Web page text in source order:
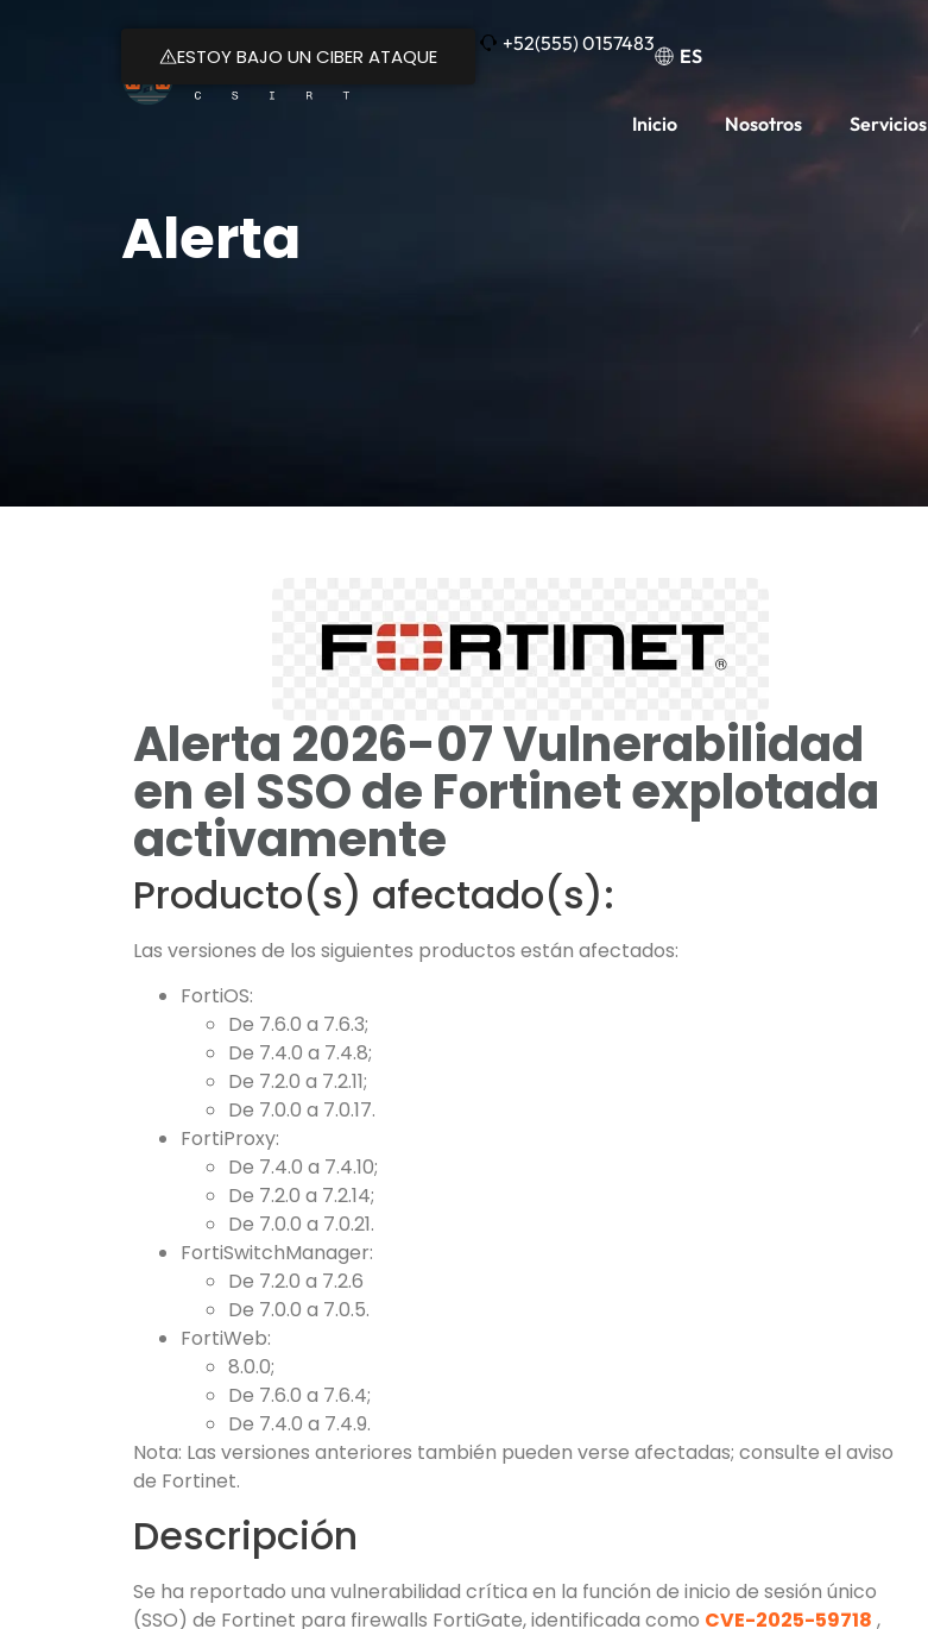
ESTOY BAJO UN CIBER ATAQUE
+52(555) 0157483
ES
Inicio Nosotros Servicios
Alerta
Alerta 2026-07 Vulnerabilidad
en el SSO de Fortinet explotada
activamente
Producto(s) afectado(s):
Las versiones de los siguientes productos están afectados:
FortiOS:
De 7.6.0 a 7.6.3;
De 7.4.0 a 7.4.8;
De 7.2.0 a 7.2.11;
De 7.0.0 a 7.0.17.
FortiProxy:
De 7.4.0 a 7.4.10;
De 7.2.0 a 7.2.14;
De 7.0.0 a 7.0.21.
FortiSwitchManager:
De 7.2.0 a 7.2.6
De 7.0.0 a 7.0.5.
FortiWeb:
8.0.0;
De 7.6.0 a 7.6.4;
De 7.4.0 a 7.4.9.
Nota: Las versiones anteriores también pueden verse afectadas; consulte el aviso
de Fortinet.
Descripción
Se ha reportado una vulnerabilidad crítica en la función de inicio de sesión único
(SSO) de Fortinet para firewalls FortiGate, identificada como CVE-2025-59718 ,